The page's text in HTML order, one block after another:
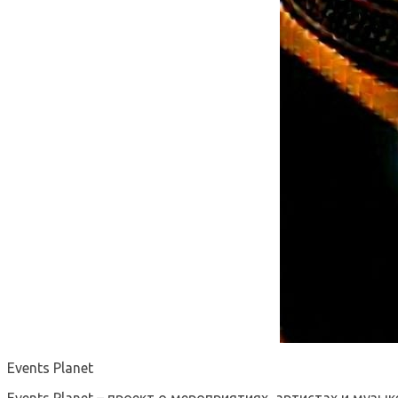
Events Planet